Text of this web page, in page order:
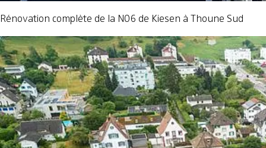
Rénovation complète de la N06 de Kiesen à Thoune Sud